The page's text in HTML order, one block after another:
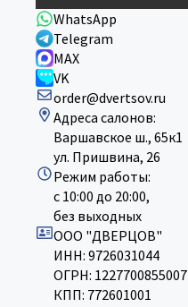
WhatsApp
Telegram
MAX
VK
order@dvertsov.ru
Адреса салонов:
Варшавское ш., 65к1
ул. Пришвина, 26
Режим работы:
с 10:00 до 20:00,
без выходных
ООО "ДВЕРЦОВ"
ИНН: 9726031044
ОГРН: 1227700855007
КПП: 772601001